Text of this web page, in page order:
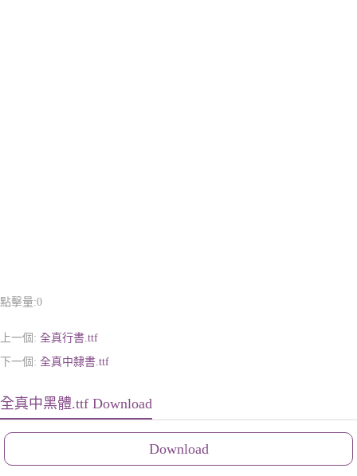
點擊量:0
上一個: 全真行書.ttf
下一個: 全真中隸書.ttf
全真中黑體.ttf Download
Download